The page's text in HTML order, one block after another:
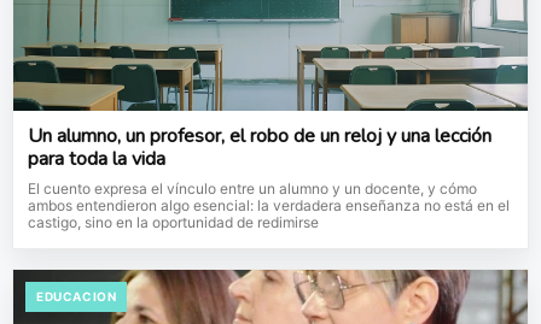
Un alumno, un profesor, el robo de un reloj y una lección
para toda la vida
El cuento expresa el vínculo entre un alumno y un docente, y cómo
ambos entendieron algo esencial: la verdadera enseñanza no está en el
castigo, sino en la oportunidad de redimirse
EDUCACION